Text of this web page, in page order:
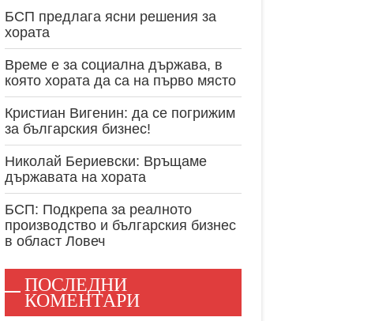
експертност в
БСП предлага ясни решения за
хората
Време е за социална държава, в
която хората да са на първо място
Кристиан Вигенин: да се погрижим
за българския бизнес!
Николай Бериевски: Връщаме
държавата на хората
БСП: Подкрепа за реалното
производство и българския бизнес
в област Ловеч
ПОСЛЕДНИ
КОМЕНТАРИ